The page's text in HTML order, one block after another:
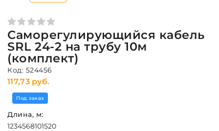
Саморегулирующийся кабель
SRL 24-2 на трубу 10м
(комплект)
Код: 524456
117,73 руб.
Под заказ
Длина, м:
1234568101520